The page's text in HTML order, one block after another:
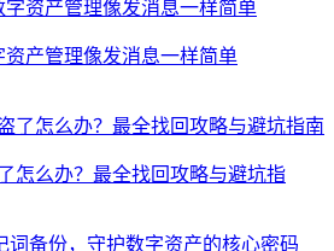
产管理像发消息一样简单
怎么办？最全找回攻略与避坑指